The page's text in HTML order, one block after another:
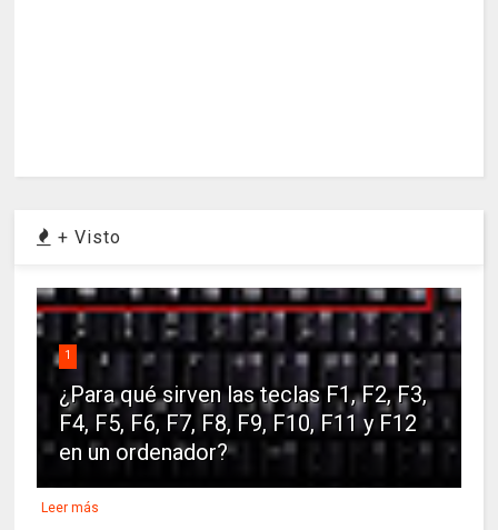
+ Visto
1
¿Para qué sirven las teclas F1, F2, F3,
F4, F5, F6, F7, F8, F9, F10, F11 y F12
en un ordenador?
Leer más